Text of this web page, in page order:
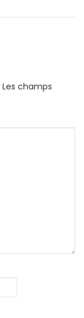
Les champs